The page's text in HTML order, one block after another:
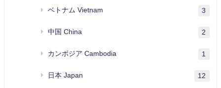
ベトナム Vietnam 3
中国 China 2
カンボジア Cambodia 1
日本 Japan 12